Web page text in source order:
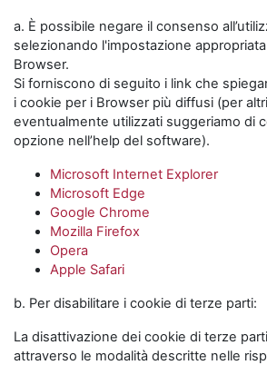
a. È possibile negare il consenso
selezionando l'impostazione
Browser.
Si forniscono di seguito i link che
i cookie per i Browser più diffusi (per
eventualmente utilizzati suggeriamo di
opzione nell’help del software).
Microsoft Internet Explorer
Microsoft Edge
Google Chrome
Mozilla Firefox
Opera
Apple Safari
b. Per disabilitare i cookie di terze parti:
La disattivazione dei cookie di terze
attraverso le modalità descritte nelle